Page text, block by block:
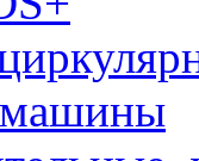
машины